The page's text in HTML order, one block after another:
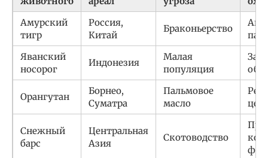
Амурский
тигр
Россия,
Китай
Браконьерство
Яванский
носорог
Индонезия
Малая
популяция
Орангутан
Борнео,
Суматра
Пальмовое
масло
Снежный
барс
Центральная
Азия
Скотоводство